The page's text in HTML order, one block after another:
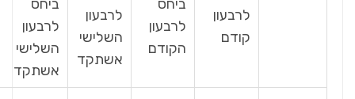
לרבעון
קודם
ביחס
לרבעון
הקודם
לרבעון
השלישי
אשתקד
ביחס
לרבעון
השלישי
אשתקד